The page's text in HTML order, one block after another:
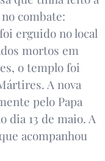
combate:
erguido no local
mortos em
o templo foi
A nova
pelo Papa
dia 13 de maio. A
acompanhou